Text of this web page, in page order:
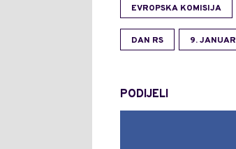
EVROPSKA KOMISIJA
DAN RS 9. JANUAR
PODIJELI